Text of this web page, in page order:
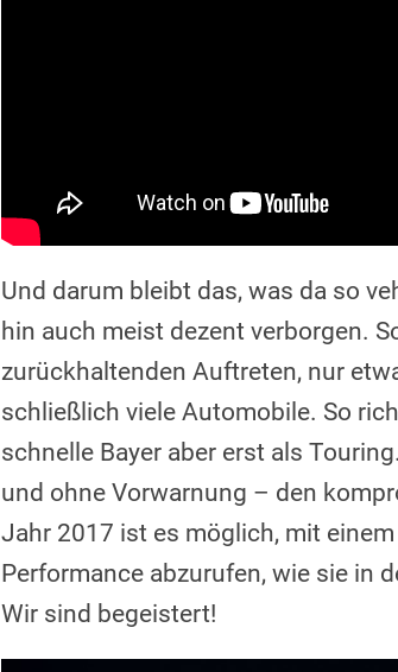
Und darum bleibt das, was da so
hin auch meist dezent verborgen.
zurückhaltenden Auftreten, nur
schließlich viele Automobile. So
schnelle Bayer aber erst als
und ohne Vorwarnung – den
Jahr 2017 ist es möglich, mit
Performance abzurufen, wie sie in
Wir sind begeistert!